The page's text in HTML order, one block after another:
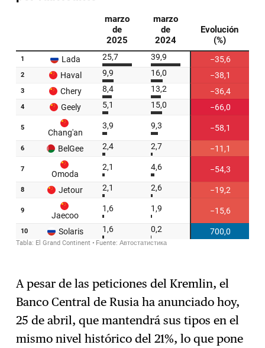
A pesar de las peticiones del Kremlin, el
Banco Central de Rusia ha anunciado hoy,
25 de abril, que mantendrá sus tipos en el
mismo nivel histórico del 21%, lo que pone